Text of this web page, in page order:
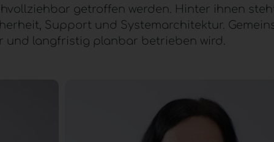
getroffen werden. Hinter ihnen
Support und Systemarchitektur.
und langfristig planbar betrieben wird.